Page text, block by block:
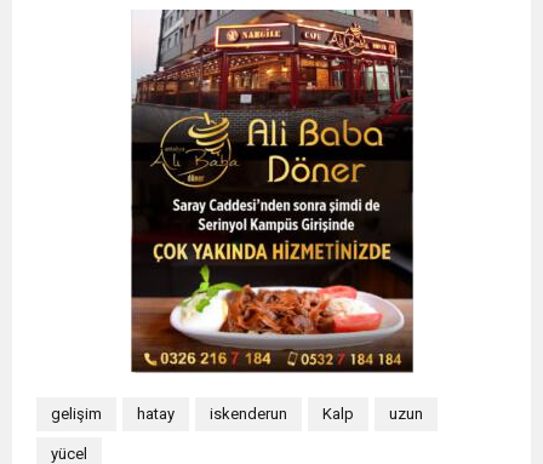
gelişim hatay iskenderun Kalp uzun
yücel